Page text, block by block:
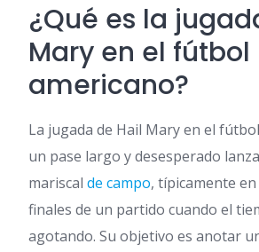
¿Qué es la
Mary en el fútbol
americano?
La jugada de Hail Mary en el
un pase largo y desesperado
mariscal de campo, típicamente
finales de un partido cuando el
agotando. Su objetivo es anotar